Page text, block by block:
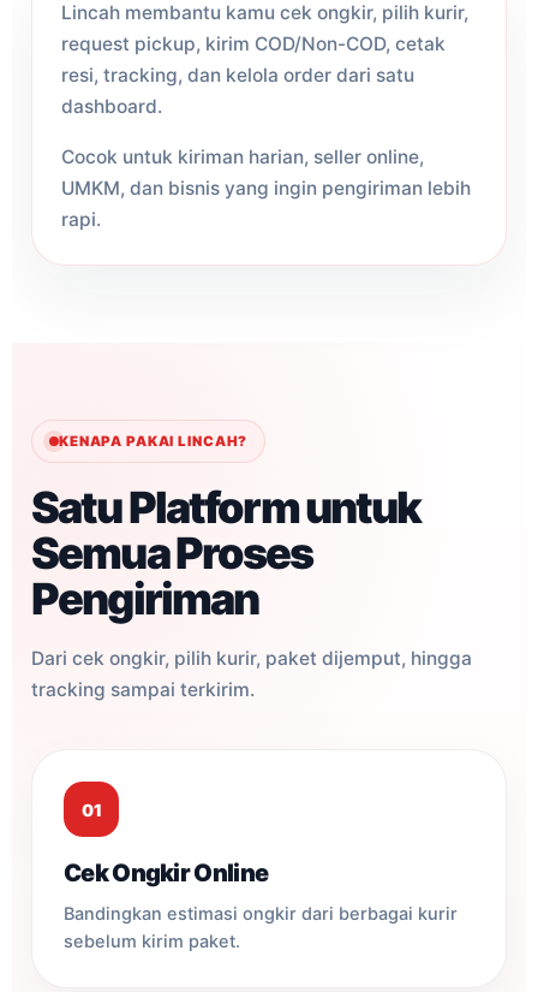
Lincah membantu kamu cek ongkir, pilih kurir,
request pickup, kirim COD/Non-COD, cetak
resi, tracking, dan kelola order dari satu
dashboard.
Cocok untuk kiriman harian, seller online,
UMKM, dan bisnis yang ingin pengiriman lebih
rapi.
KENAPA PAKAI LINCAH?
Satu Platform untuk
Semua Proses
Pengiriman
Dari cek ongkir, pilih kurir, paket dijemput, hingga
tracking sampai terkirim.
01
Cek Ongkir Online
Bandingkan estimasi ongkir dari berbagai kurir
sebelum kirim paket.